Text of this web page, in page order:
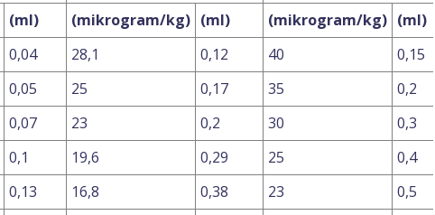
(ml) (mikrogram/kg) (ml) (mikrogram/kg) (ml)
0,04 28,1 0,12 40
0,15
0,05 25 0,17 35
0,2
0,07 23 0,2 30
0,3
0,1 19,6 0,29 25
0,4
0,13 16,8 0,38 23
0,5